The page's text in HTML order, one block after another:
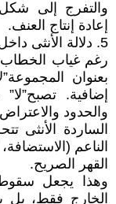
والتفرج إلى
إعادة إنتاج العنف.
5. دلالة الأنثى داخل البنية الرمزية
رغم غياب الخطاب
بعنوان
إضافية.
والحدود
الساردة الأنثى
الناعم
القهر الصريح.
وهذا يجعل
الخارج فقط،